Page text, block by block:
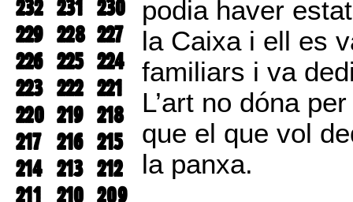
232 231 230
229 228 227
226 225 224
223 222 221
220 219 218
217 216 215
214 213 212
211 210 209
podia haver
la Caixa i ell es
familiars i va
L’art no dóna
que el que vol
la panxa.